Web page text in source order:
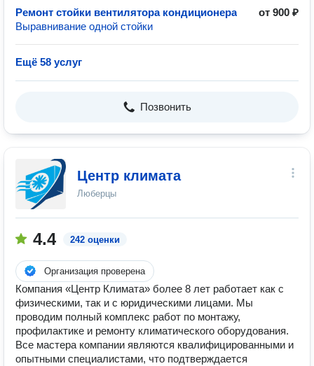
Ремонт стойки вентилятора кондиционера
от 900 ₽
Выравнивание одной стойки
Ещё 58 услуг
Позвонить
Центр климата
Люберцы
4.4 242 оценки
Организация проверена
Компания «Центр Климата» более 8 лет работает как с
физическими, так и с юридическими лицами. Мы
проводим полный комплекс работ по монтажу,
профилактике и ремонту климатического оборудования.
Все мастера компании являются квалифицированными и
опытными специалистами, что подтверждается